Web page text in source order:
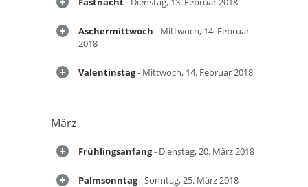
Aschermittwoch - Mittwoch, 14. Februar
2018
Valentinstag- Mittwoch, 14. Februar 2018
März
Frühlingsanfang- Dienstag, 20. März 2018
Palmsonntag- Sonntag, 25. März 2018